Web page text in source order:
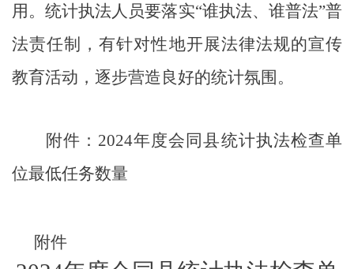
用。统计执法人员要落实“谁执法、谁普法”普
法责任制，有针对性地开展法律法规的宣传
教育活动，逐步营造良好的统计氛围。
附件： 2024年度会同县统计执法检查单
位最低任务数量
附件